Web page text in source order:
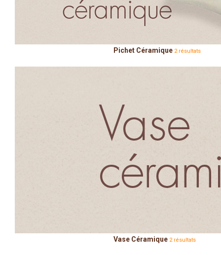
Pichet Céramique 2 résultats
Vase Céramique 2 résultats